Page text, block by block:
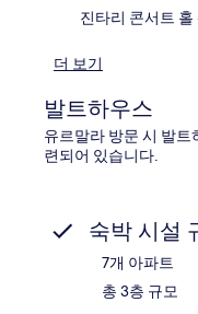
진타리 콘서트 홀
더 보기
발트하우스
유르말라 방문 시 발
련되어 있습니다.
숙박 시설
7개 아파트
총 3층 규모